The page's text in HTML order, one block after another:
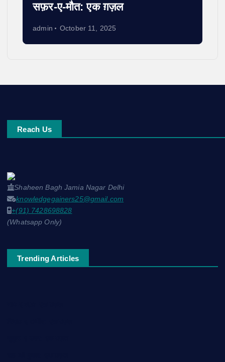
सफ़र-ए-मौत: एक ग़ज़ल
admin October 11, 2025
Reach Us
Shaheen Bagh Jamia Nagar Delhi
knowledgegainers25@gmail.com
+(91) 7428698828
(Whatsapp Only)
Trending Articles